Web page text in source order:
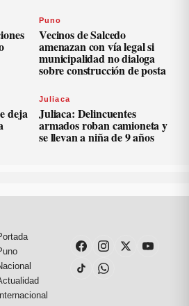
Puno
Vecinos de Salcedo
amenazan con vía legal si
municipalidad no dialoga
sobre construcción de posta
deja
Juliaca
Juliaca: Delincuentes
armados roban camioneta y
se llevan a niña de 9 años
Internacional